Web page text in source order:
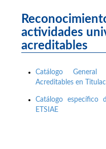
actividades
acreditables
Catálogo General
Acreditables en
Catálogo específico
ETSIAE